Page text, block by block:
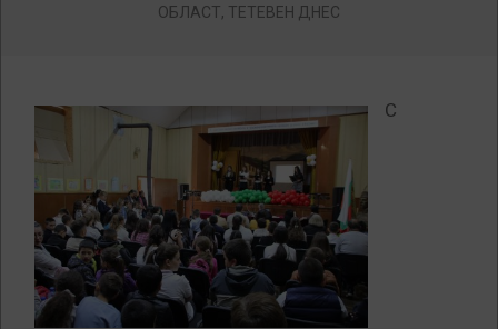
ОБЛАСТ, ТЕТЕВЕН ДНЕС
С